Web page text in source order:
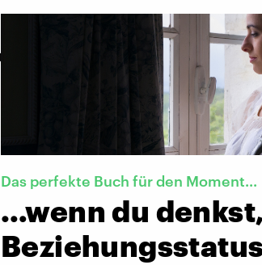
Das perfekte Buch für den Moment...
…wenn du